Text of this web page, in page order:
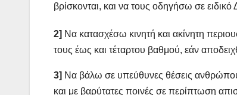
βρίσκονται, και να τους οδηγήσω σε
2] Να κατασχέσω κινητή και ακίνητη
τους έως και τέταρτου βαθμού, εάν
3] Να βάλω σε υπεύθυνες θέσεις
και με βαρύτατες ποινές σε περίπτωση